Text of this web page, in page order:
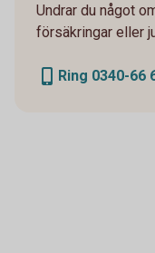
Undrar du något
försäkringar eller
Ring 0340-66